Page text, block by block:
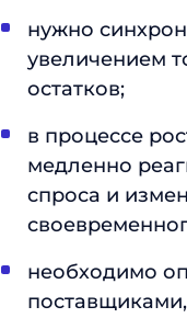
нужно
увеличением
остатков;
в процессе
медленно
спроса и
необходимо